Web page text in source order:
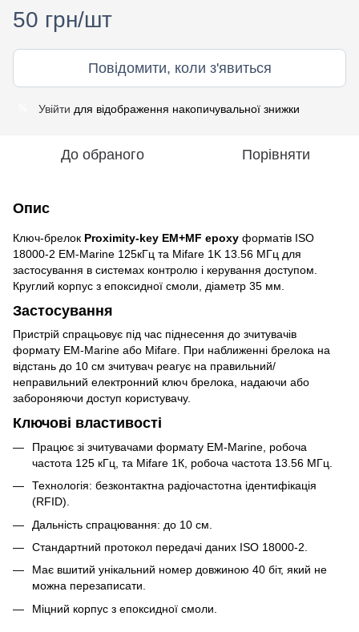
50 грн/шт
Повідомити, коли з'явиться
Увійти для відображення накопичувальної знижки
До обраного Порівняти
Опис
Ключ-брелок Proximity-key EM+MF epoxy форматів ISO
18000-2 EM-Marine 125кГц та Mifare 1K 13.56 МГц для
застосування в системах контролю і керування доступом.
Круглий корпус з епоксидної смоли, діаметр 35 мм.
Застосування
Пристрій спрацьовує під час піднесення до зчитувачів
формату EM-Marine або Mifare. При наближенні брелока на
відстань до 10 см зчитувач реагує на правильний/
неправильний електронний ключ брелока, надаючи або
забороняючи доступ користувачу.
Ключові властивості
Працює зі зчитувачами формату EM-Marine, робоча
частота 125 кГц, та Mifare 1К, робоча частота 13.56 МГц.
Технологія: безконтактна радіочастотна ідентифікація
(RFID).
Дальність спрацювання: до 10 см.
Стандартний протокол передачі даних ISO 18000-2.
Має вшитий унікальний номер довжиною 40 біт, який не
можна перезаписати.
Міцний корпус з епоксидної смоли.